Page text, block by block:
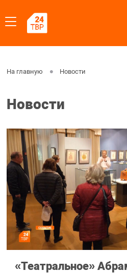
На главную Новости
Новости
«Театральное»